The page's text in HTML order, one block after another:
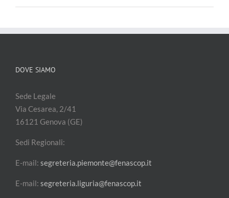
DOVE SIAMO
Sede Legale
Via Cesarea, 2/41
16121 Genova (GE)
Sedi Regionali:
E-mail: segreteria.piemonte@fenascop.it
E-mail: segreteria.liguria@fenascop.it